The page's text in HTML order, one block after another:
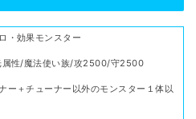
・効果モンスター
属性/魔法使い族/攻2500/守2500
ー＋チューナー以外のモンスター１体以